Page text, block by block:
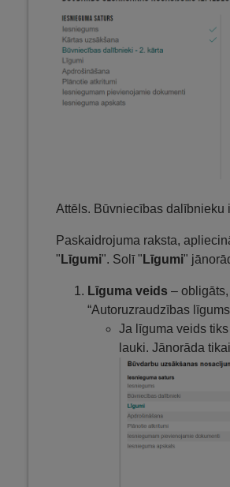
Attēls. Būvniecības dalībnieku
Paskaidrojuma raksta,
" Līgumi". Solī " Līgumi"
Līguma veids – obligāts,
“Autoruzraudzības
Ja līguma veids
lauki. Jānorāda tikai